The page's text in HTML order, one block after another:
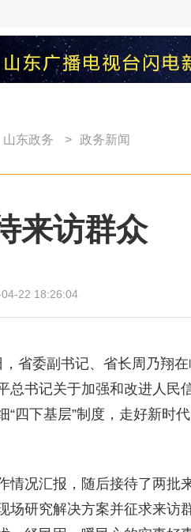
山东政务 > 政务新闻
来访群众
22 18:26:04
省委副书记、省长周乃翔
总书记关于加强和改进人民
四下基层”制度，走好新时
情况汇报，随后接待了两批
场研究解决方案并征求来访